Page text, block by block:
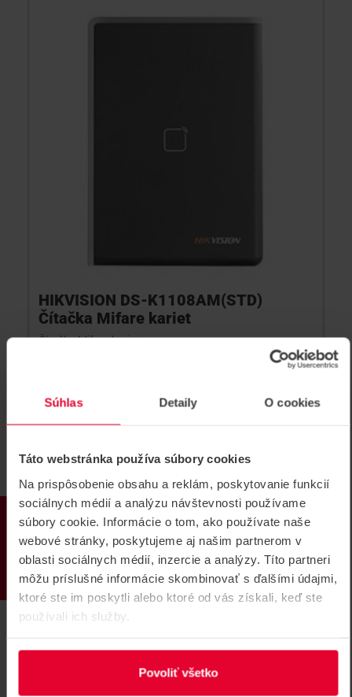
Súhlas Detaily O cookies
Táto webstránka používa súbory cookies
Na prispôsobenie obsahu a reklám, poskytovanie funkcií
sociálnych médií a analýzu návštevnosti používame
súbory cookie. Informácie o tom, ako používate naše
webové stránky, poskytujeme aj našim partnerom v
oblasti sociálnych médií, inzercie a analýzy. Títo partneri
môžu príslušné informácie skombinovať s ďalšími údajmi,
ktoré ste im poskytli alebo ktoré od vás získali, keď ste
používali ich služby.
Povoliť všetko
PRODUKTY
HIKVISION DS-K1108AM(STD)
Čítačka Mifare kariet
Čítačka Mifare kariet